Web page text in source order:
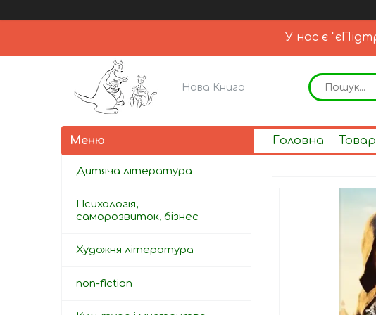
У нас є
Нова Книга
Головна
Дитяча література
Психологія,
саморозвиток, бізнес
Художня література
non-fiction